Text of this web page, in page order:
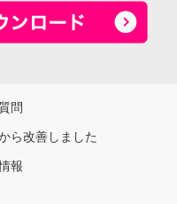
問
ら改善しました
報